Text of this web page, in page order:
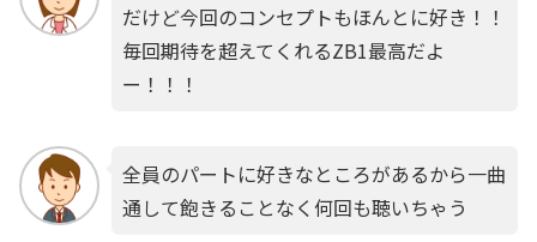
だけど今回のコンセプトもほんとに好き！！
毎回期待を超えてくれるZB1最高だよ
ー！！！
全員のパートに好きなところがあるから一曲
通して飽きることなく何回も聴いちゃう